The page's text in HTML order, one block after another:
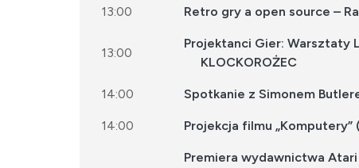
13:00 Retro gry a open source –
13:00
Projektanci Gier: Warsztaty
KLOCKOROŻEC
14:00 Spotkanie z Simonem
14:00 Projekcja filmu „Komputery”
Premiera wydawnictwa